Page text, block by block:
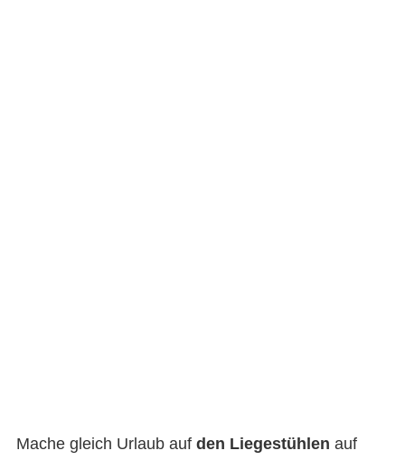
Mache gleich Urlaub auf den Liegestühlen auf